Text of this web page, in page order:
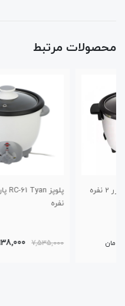
محصولات مرتبط
پلوپز RC-61 Tyan پارس خزر 2
7,535,000
6,938,000 تومان